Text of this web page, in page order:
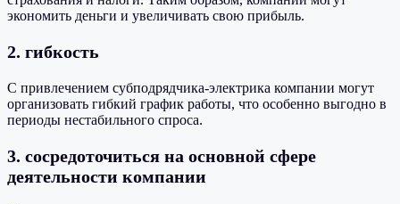
экономить деньги и увеличивать свою прибыль.
2. гибкость
С привлечением субподрядчика-электрика компании могут
организовать гибкий график работы, что особенно выгодно в
периоды нестабильного спроса.
3. сосредоточиться на основной сфере
деятельности компании